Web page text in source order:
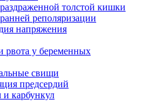
толстой кишки
реполяризации
напряжения
рвота у беременных
свищи
предсердий
карбункул